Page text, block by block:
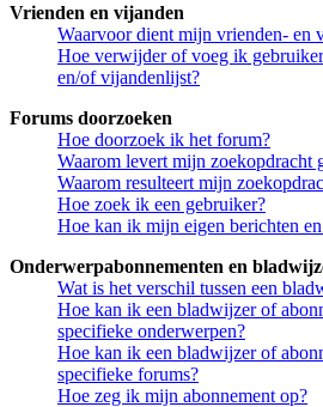
Vrienden en vijanden
Waarvoor dient mijn vrienden- en
Hoe verwijder of voeg ik
en/of vijandenlijst?
Forums doorzoeken
Hoe doorzoek ik het forum?
Waarom levert mijn zoekopdracht
Waarom resulteert mijn
Hoe zoek ik een gebruiker?
Hoe kan ik mijn eigen berichten
Onderwerpabonnementen en
Wat is het verschil tussen een
Hoe kan ik een bladwijzer of
specifieke onderwerpen?
Hoe kan ik een bladwijzer of
specifieke forums?
Hoe zeg ik mijn abonnement op?